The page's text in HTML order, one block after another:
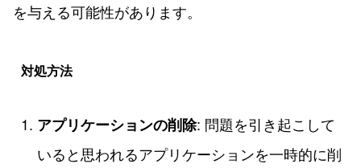
を与える可能性があります。
対処方法
アプリケーションの削除: 問題を引き起こして
いると思われるアプリケーションを一時的に削